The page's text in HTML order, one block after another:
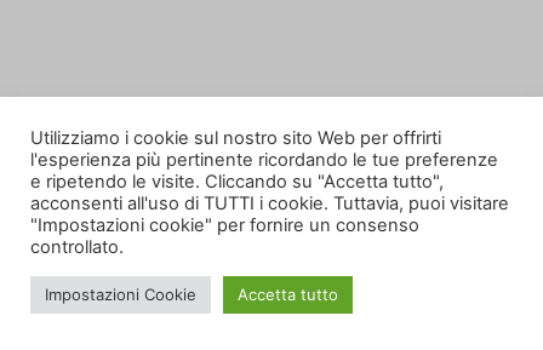
Utilizziamo i cookie sul nostro sito Web per offrirti
l'esperienza più pertinente ricordando le tue preferenze
e ripetendo le visite. Cliccando su "Accetta tutto",
acconsenti all'uso di TUTTI i cookie. Tuttavia, puoi visitare
"Impostazioni cookie" per fornire un consenso
controllato.
Impostazioni Cookie Accetta tutto